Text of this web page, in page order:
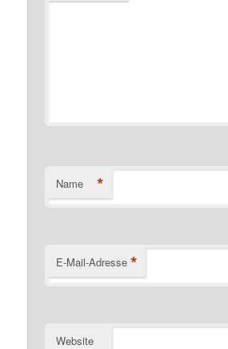
Name *
E-Mail-Adresse *
Website